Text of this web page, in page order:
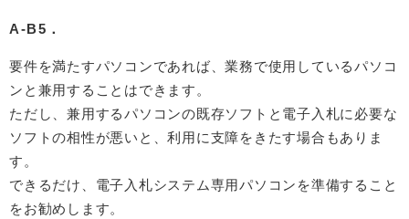
A-B5．
要件を満たすパソコンであれば、業務で使用しているパソコ
ンと兼用することはできます。
ただし、兼用するパソコンの既存ソフトと電子入札に必要な
ソフトの相性が悪いと、利用に支障をきたす場合もありま
す。
できるだけ、電子入札システム専用パソコンを準備すること
をお勧めします。